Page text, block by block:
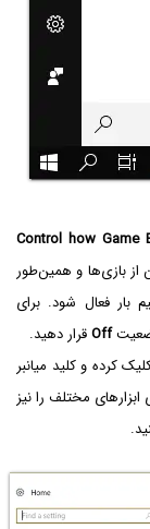
Control how Game
از بازی‌ها و همین‌طور
بار فعال شود. برای
Offقرار دهید.
کرده و کلید میانبر
مختلف را نیز